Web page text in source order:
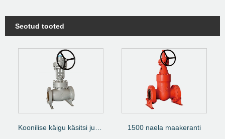
Seotud tooted
1500 naela maakeranti